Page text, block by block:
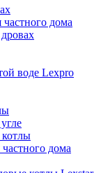
дома
воде Lexpro
котлы
дома